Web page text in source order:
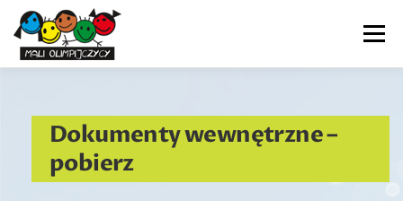
Przejdź
treści
Menu
ADAPTACJA TERAPIE
Dokumenty wewnętrzne –
pobierz